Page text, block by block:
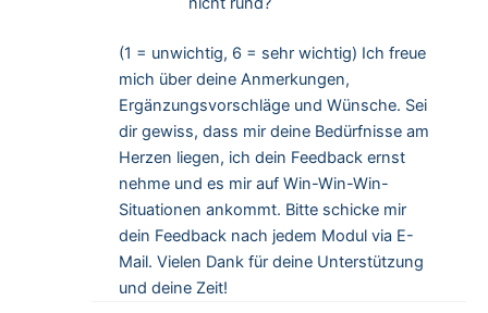
(1 = unwichtig, 6 = sehr wichtig) Ich freue
mich über deine Anmerkungen,
Ergänzungsvorschläge und Wünsche. Sei
dir gewiss, dass mir deine Bedürfnisse am
Herzen liegen, ich dein Feedback ernst
nehme und es mir auf Win-Win-Win-
Situationen ankommt. Bitte schicke mir
dein Feedback nach jedem Modul via E-
Mail. Vielen Dank für deine Unterstützung
und deine Zeit!